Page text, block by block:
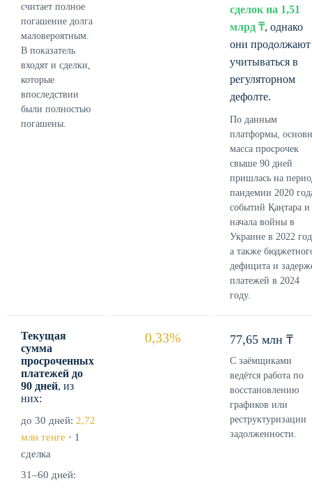
считает полное
погашение долга
маловероятным.
В показатель
входят и сделки,
которые
впоследствии
были полностью
погашены.
сделок на 1,51
млрд ₸, однако
они продолжают
учитываться в
регуляторном
дефолте.
По данным
платформы,
масса просрочек
свыше 90 дней
пришлась на
пандемии 2020
событий Қаңтара и
начала войны в
Украине в 2022
а также
дефицита и
платежей в 2024
году.
Текущая
сумма
просроченных
платежей до
90 дней, из
них:
до 30 дней: 2,72
млн тенге · 1
сделка
31–60 дней:
0,33% 77,65 млн ₸
С заёмщиками
ведётся работа по
восстановлению
графиков или
реструктуризации
задолженности.